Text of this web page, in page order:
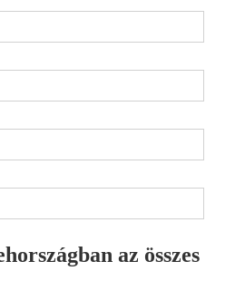
az összes